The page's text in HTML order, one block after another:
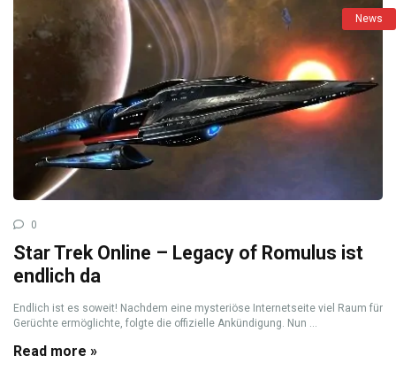
News
0
Star Trek Online – Legacy of Romulus ist
endlich da
Endlich ist es soweit! Nachdem eine mysteriöse Internetseite viel Raum für
Gerüchte ermöglichte, folgte die offizielle Ankündigung. Nun ...
Read more »